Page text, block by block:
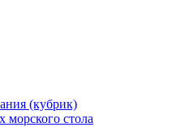
(кубрик)
морского стола